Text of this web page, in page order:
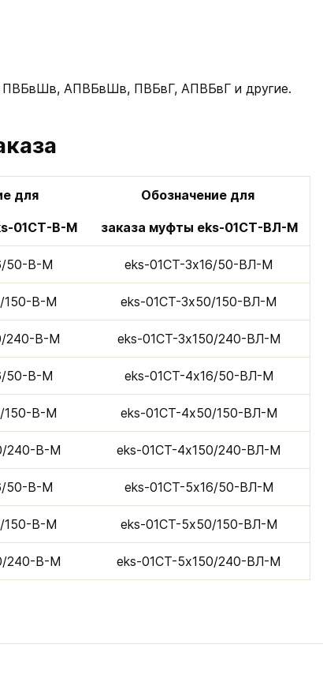
АПВБвШв, ПВБвГ, АПВБвГ и другие.
для
01СТ-В-М
Обозначение для
заказа муфты eks-01СТ-ВЛ-М
50-В-М eks-01CТ-3х16/50-ВЛ-М
150-В-М eks-01CТ-3х50/150-ВЛ-М
240-В-М eks-01CТ-3х150/240-ВЛ-М
50-В-М eks-01CТ-4х16/50-ВЛ-М
150-В-М eks-01CТ-4х50/150-ВЛ-М
240-В-М eks-01CТ-4х150/240-ВЛ-М
50-В-М eks-01CТ-5х16/50-ВЛ-М
150-В-М eks-01CТ-5х50/150-ВЛ-М
240-В-М eks-01CТ-5х150/240-ВЛ-М